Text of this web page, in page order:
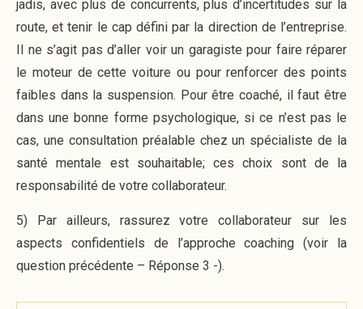
jadis, avec plus de concurrents, plus d’incertitudes sur la
route, et tenir le cap défini par la direction de l’entreprise.
Il ne s’agit pas d’aller voir un garagiste pour faire réparer
le moteur de cette voiture ou pour renforcer des points
faibles dans la suspension. Pour être coaché, il faut être
dans une bonne forme psychologique, si ce n’est pas le
cas, une consultation préalable chez un spécialiste de la
santé mentale est souhaitable; ces choix sont de la
responsabilité de votre collaborateur.
5) Par ailleurs, rassurez votre collaborateur sur les
aspects confidentiels de l’approche coaching (voir la
question précédente – Réponse 3 -).